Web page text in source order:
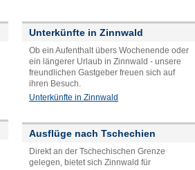
Unterkünfte in Zinnwald
Ob ein Aufenthalt übers Wochenende oder
ein längerer Urlaub in Zinnwald - unsere
freundlichen Gastgeber freuen sich auf
ihren Besuch.
Unterkünfte in Zinnwald
Ausflüge nach Tschechien
Direkt an der Tschechischen Grenze
gelegen, bietet sich Zinnwald für